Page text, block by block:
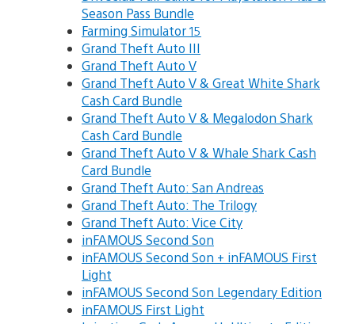
Season Pass Bundle
Farming Simulator 15
Grand Theft Auto III
Grand Theft Auto V
Grand Theft Auto V & Great White Shark
Cash Card Bundle
Grand Theft Auto V & Megalodon Shark
Cash Card Bundle
Grand Theft Auto V & Whale Shark Cash
Card Bundle
Grand Theft Auto: San Andreas
Grand Theft Auto: The Trilogy
Grand Theft Auto: Vice City
inFAMOUS Second Son
inFAMOUS Second Son + inFAMOUS First
Light
inFAMOUS Second Son Legendary Edition
inFAMOUS First Light